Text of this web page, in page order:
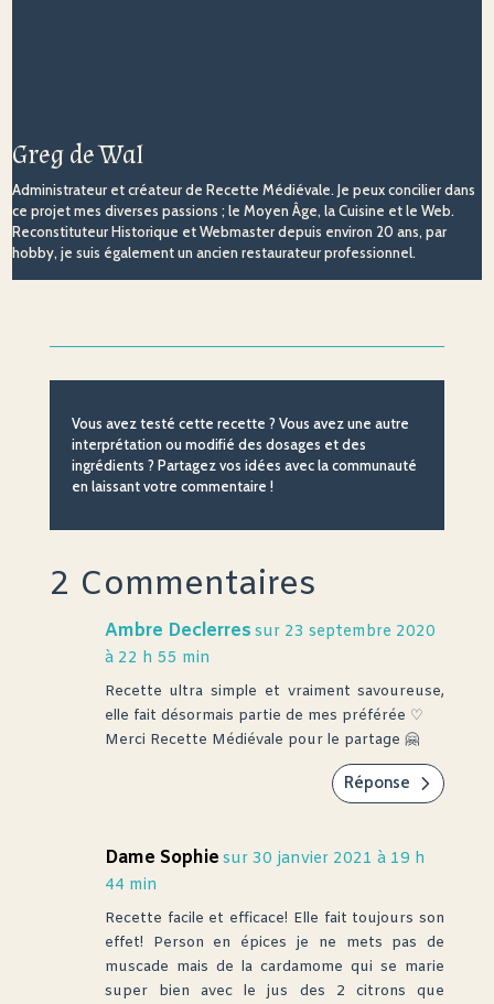
Greg de Wal
Administrateur et créateur de Recette Médiévale. Je peux concilier dans
ce projet mes diverses passions ; le Moyen Âge, la Cuisine et le Web.
Reconstituteur Historique et Webmaster depuis environ 20 ans, par
hobby, je suis également un ancien restaurateur professionnel.
Vous avez testé cette recette ? Vous avez une autre
interprétation ou modifié des dosages et des
ingrédients ? Partagez vos idées avec la communauté
en laissant votre commentaire !
2 Commentaires
Ambre Declerres sur 23 septembre 2020
à 22 h 55 min
Recette ultra simple et vraiment savoureuse,
elle fait désormais partie de mes préférée ♡
Merci Recette Médiévale pour le partage 🤗
Réponse
Dame Sophie sur 30 janvier 2021 à 19 h
44 min
Recette facile et efficace! Elle fait toujours son
effet! Person en épices je ne mets pas de
muscade mais de la cardamome qui se marie
super bien avec le jus des 2 citrons que